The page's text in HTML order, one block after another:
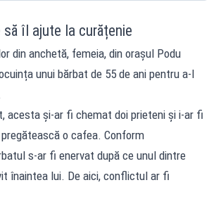
să îl ajute la curățenie
din anchetă, femeia, din orașul Podu
unui bărbat de 55 de ani pentru a-l
acesta și-ar fi chemat doi prieteni și i-ar fi
o cafea. Conform
s-ar fi enervat după ce unul dintre
înaintea lui. De aici, conflictul ar fi